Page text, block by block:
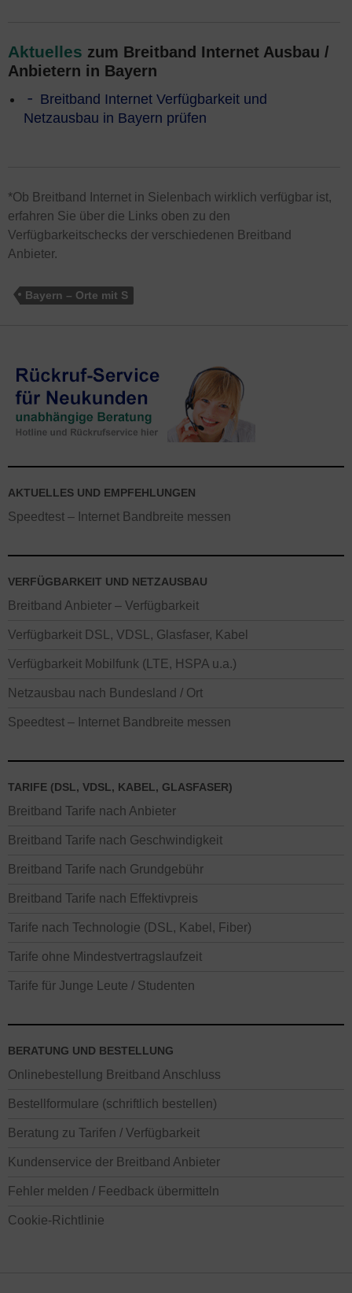
Aktuelles zum Breitband Internet Ausbau /
Anbietern in Bayern
Breitband Internet Verfügbarkeit und
Netzausbau in Bayern prüfen
*Ob Breitband Internet in Sielenbach wirklich verfügbar ist,
erfahren Sie über die Links oben zu den
Verfügbarkeitschecks der verschiedenen Breitband
Anbieter.
Bayern – Orte mit S
AKTUELLES UND EMPFEHLUNGEN
Speedtest – Internet Bandbreite messen
VERFÜGBARKEIT UND NETZAUSBAU
Breitband Anbieter – Verfügbarkeit
Verfügbarkeit DSL, VDSL, Glasfaser, Kabel
Verfügbarkeit Mobilfunk (LTE, HSPA u.a.)
Netzausbau nach Bundesland / Ort
Speedtest – Internet Bandbreite messen
TARIFE (DSL, VDSL, KABEL, GLASFASER)
Breitband Tarife nach Anbieter
Breitband Tarife nach Geschwindigkeit
Breitband Tarife nach Grundgebühr
Breitband Tarife nach Effektivpreis
Tarife nach Technologie (DSL, Kabel, Fiber)
Tarife ohne Mindestvertragslaufzeit
Tarife für Junge Leute / Studenten
BERATUNG UND BESTELLUNG
Onlinebestellung Breitband Anschluss
Bestellformulare (schriftlich bestellen)
Beratung zu Tarifen / Verfügbarkeit
Kundenservice der Breitband Anbieter
Fehler melden / Feedback übermitteln
Cookie-Richtlinie